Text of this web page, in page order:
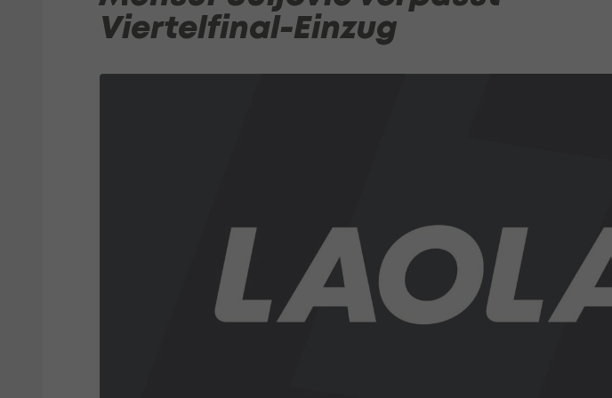
Viertelfinal-Einzug